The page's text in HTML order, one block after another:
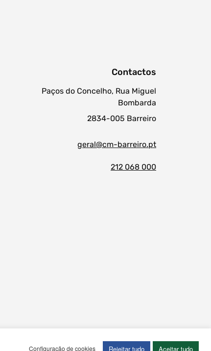
Contactos
Paços do Concelho, Rua Miguel
Bombarda
2834-005 Barreiro
geral@cm-barreiro.pt
212 068 000
Configuração de cookies Rejeitar tudo Aceitar tudo